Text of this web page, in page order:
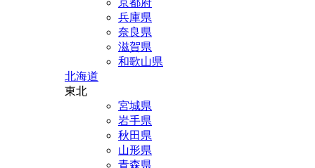
京都府
兵庫県
奈良県
滋賀県
和歌山県
北海道
東北
宮城県
岩手県
秋田県
山形県
青森県